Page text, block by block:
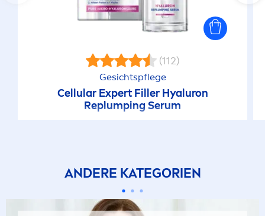
(112)
Gesichtspflege
CellularExpertFiller Hyaluron
Replumping Serum
ANDERE KATEGORIEN